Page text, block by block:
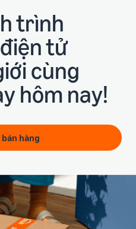
trình
tử
cùng
hôm nay!
hàng